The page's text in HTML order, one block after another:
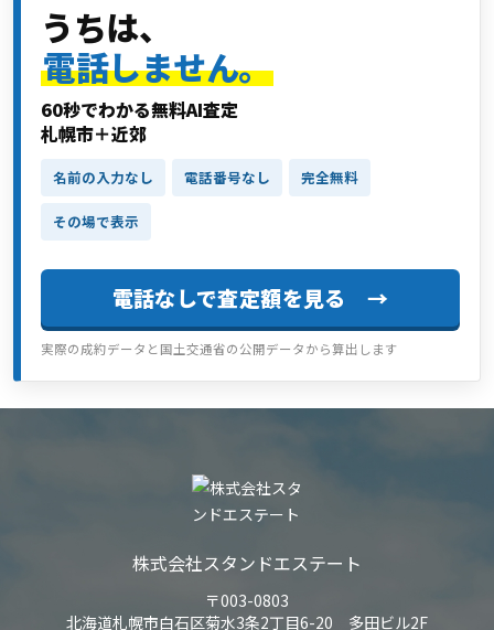
うちは、
電話しません。
60秒でわかる無料AI査定
札幌市＋近郊
名前の入力なし 電話番号なし 完全無料
その場で表示
電話なしで査定額を見る →
実際の成約データと国土交通省の公開データから算出します
株式会社スタンドエステート
〒003-0803
北海道札幌市白石区菊水3条2丁目6-20 多田ビル2F